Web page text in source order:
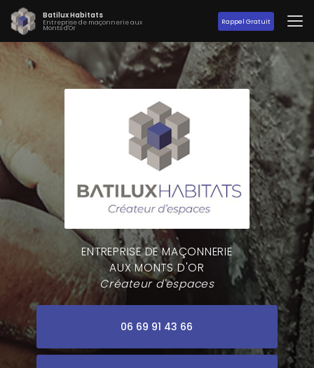
Aller
au
contenu
principal
Batilux Habitats
Entreprise de maçonnerie aux
Monts d'Or
Rappel Gratuit
ENTREPRISE DE MAÇONNERIE
AUX MONTS D'OR
Créateur d'espaces
06 69 91 43 66